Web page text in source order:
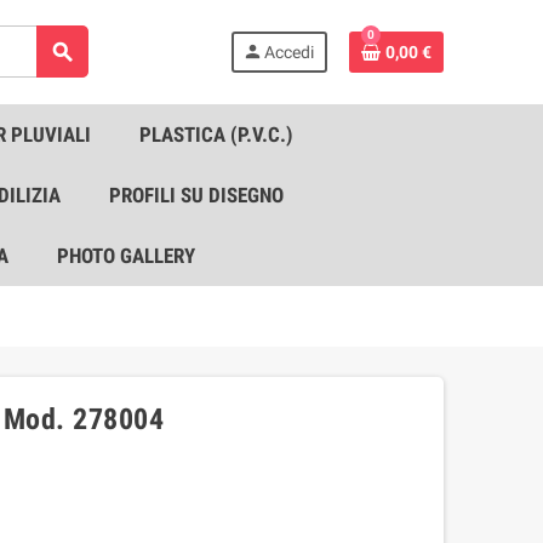
search person Accedi
0
0,00 €
PLUVIALI PLASTICA (P.V.C.)
PROFILI SU DISEGNO
PHOTO GALLERY
278004